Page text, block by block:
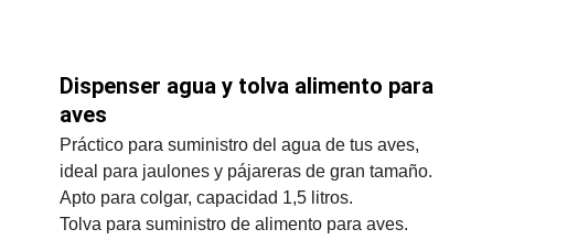
Práctico para suministro del agua de tus aves,
ideal para jaulones y pájareras de gran tamaño.
Apto para colgar, capacidad 1,5 litros.
Tolva para suministro de alimento para aves.
Dispenser agua y tolva alimento para
aves